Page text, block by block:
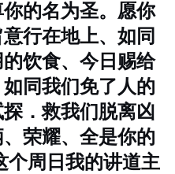
的名为圣。愿你
行在地上、如同
饮食、今日赐给
同我们免了人的
．救我们脱离凶
荣耀、全是你的
个周日我的讲道主